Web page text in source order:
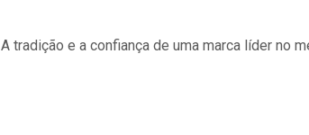
A tradição e a confiança de uma marca líder no